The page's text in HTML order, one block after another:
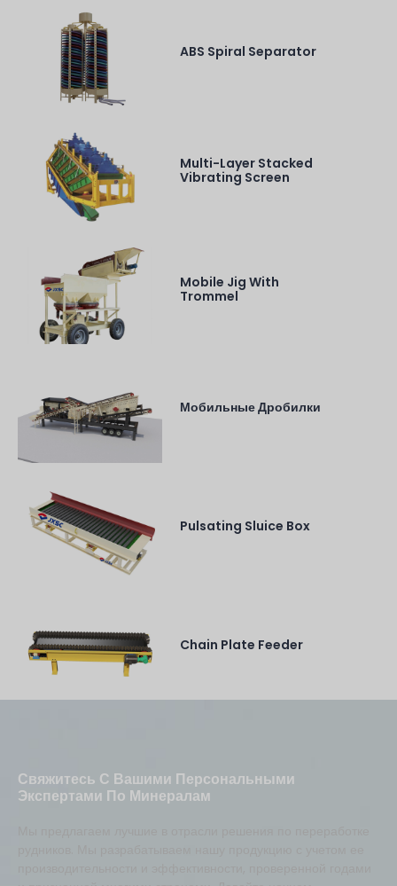
ABS Spiral Separator
Multi-Layer Stacked
Vibrating Screen
Mobile Jig With
Trommel
Мобильные Дробилки
Pulsating Sluice Box
Chain Plate Feeder
Свяжитесь С Вашими Персональными
Экспертами По Минералам